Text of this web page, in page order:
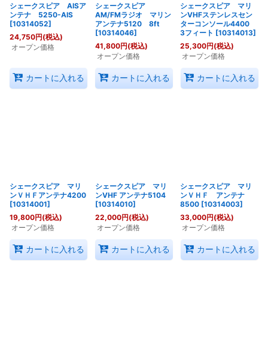
シェークスピア AISア
ンテナ 5250-AIS
[10314052]
24,750円(税込)
オープン価格
カートに入れる
シェークスピア
AM/FMラジオ マリン
アンテナ5120 8ft
[10314046]
41,800円(税込)
オープン価格
カートに入れる
シェークスピア マリ
ンVHFステンレスセン
ターコンソール4400
3フィート [10314013]
25,300円(税込)
オープン価格
カートに入れる
シェークスピア マリ
ンＶＨＦアンテナ4200
[10314001]
19,800円(税込)
オープン価格
カートに入れる
シェークスピア マリ
ンVHF アンテナ5104
[10314010]
22,000円(税込)
オープン価格
カートに入れる
シェークスピア マリ
ンＶＨＦ アンテナ
8500 [10314003]
33,000円(税込)
オープン価格
カートに入れる